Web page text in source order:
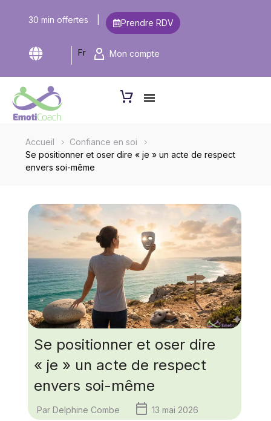
30 min offertes Prendre RDV
Fr Mon compte
Accueil
Confiance en soi
Se positionner et oser dire « je » un acte de respect
envers soi-même
Se positionner et oser dire
« je » un acte de respect
envers soi-même
Par Delphine Combe 13 mai 2026